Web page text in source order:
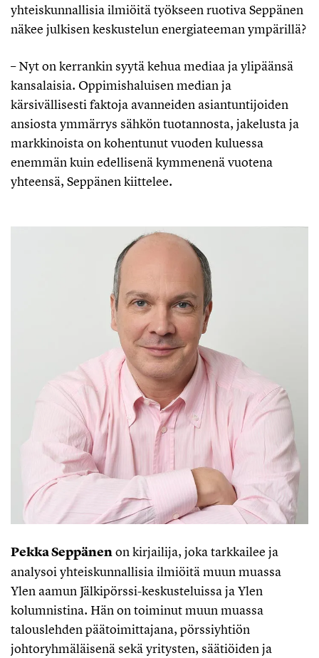
yhteiskunnallisia ilmiöitä työkseen ruotiva Seppänen
näkee julkisen keskustelun energiateeman ympärillä?
– Nyt on kerrankin syytä kehua mediaa ja ylipäänsä
kansalaisia. Oppimishaluisen median ja
kärsivällisesti faktoja avanneiden asiantuntijoiden
ansiosta ymmärrys sähkön tuotannosta, jakelusta ja
markkinoista on kohentunut vuoden kuluessa
enemmän kuin edellisenä kymmenenä vuotena
yhteensä, Seppänen kiittelee.
Pekka Seppänenon kirjailija, joka tarkkailee ja
analysoi yhteiskunnallisia ilmiöitä muun muassa
Ylen aamun Jälkipörssi-keskusteluissa ja Ylen
kolumnistina. Hän on toiminut muun muassa
talouslehden päätoimittajana, pörssiyhtiön
johtoryhmäläisenä sekä yritysten, säätiöiden ja